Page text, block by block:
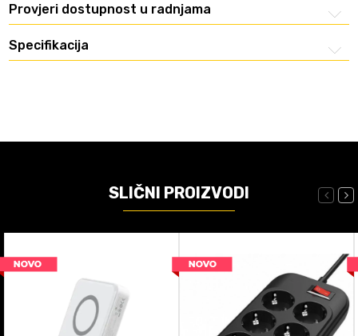
Provjeri dostupnost u radnjama
Specifikacija
SLIČNI PROIZVODI